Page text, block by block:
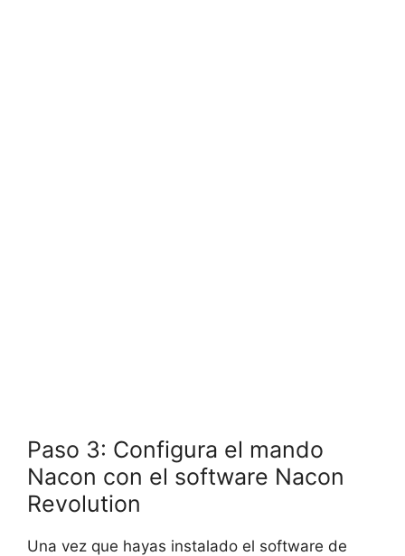
Paso 3: Configura el mando
Nacon con el software Nacon
Revolution
Una vez que hayas instalado el software de